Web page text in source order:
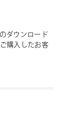
ダウンロード
購入したお客